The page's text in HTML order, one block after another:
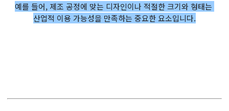
예를 들어, 제조 공정에 맞는 디자인이나 적절한 크기와 형태는
산업적 이용 가능성을 만족하는 중요한 요소입니다.